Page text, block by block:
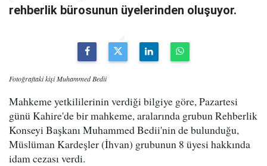
rehberlik bürosunun üyelerinden oluşuyor.
Fotoğraftaki kişi Muhammed Bedii
Mahkeme yetkililerinin verdiği bilgiye göre, Pazartesi
günü Kahire'de bir mahkeme, aralarında grubun Rehberlik
Konseyi Başkanı Muhammed Bedii'nin de bulunduğu,
Müslüman Kardeşler (İhvan) grubunun 8 üyesi hakkında
idam cezası verdi.